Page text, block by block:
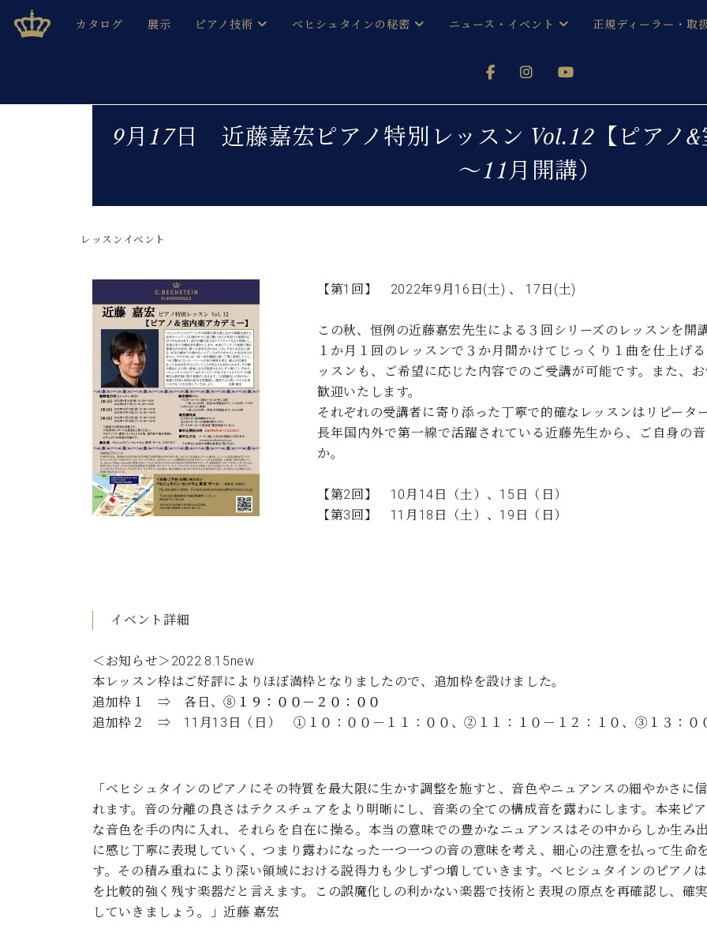
ベヒシュタインジャパン公式サイト
BECHSTEIN JAPAN Official Site
カタログ
C.ベヒシュタイン レジデンス
C.ベヒシュタイン コンサート
グランドピアノ
C.ベヒシュタイン コンサート
アップライトピアノ
C.ベヒシュタイン アカデミー
W.ホフマン プロフェッショナル
W.ホフマン トラディション
展示 ピアノ技術
音色とタッチ
ベヒシュタインの秘密
ブランドヒストリー
ベヒシュタインの音色
ベヒシュタイン・シューレ
納入実績 ホール・スタジオ
納入実績 音楽教室
ご愛用者の声
ニュース・イベント
メルマガ会員登録ご案内
(入荷情報等)
プレスリリース
コンサート
レッスンイベント
代理店主催イベント
コンクール
正規ディーラー・取
ベヒシュタイン・シューレ音楽教室
ベヒシュタイン・セントラム 東京
ホール・スタジオレンタル
ホール・スタジオ空き状況
動画収録サービス
ピアノのコンシェルジュ
セントラム東京のご案内(PDF)
お問い合わせ
展示情報【ユーロピアノ特選
イベント情報
アクセス
お問い合わせ
アーティストカスタマーサービス(調律)
アフターサービス(調律)
9月17日 近藤嘉宏ピアノ特別レッスン Vol.12【ピアノ
～11月開講）
レッスンイベント
【第1回】 2022年9月16日(土) 、 17日(土)
この秋、恒例の近藤嘉宏先生による３回シリーズのレッスンを開
１か月１回のレッスンで３か月間かけてじっくり１曲を仕上げ
ッスンも、ご希望に応じた内容でのご受講が可能です。また、
歓迎いたします。
それぞれの受講者に寄り添った丁寧で的確なレッスンはリピータ
長年国内外で第一線で活躍されている近藤先生から、ご自身の
か。
【第2回】 10月14日（土）、15日（日）
【第3回】 11月18日（土）、19日（日）
イベント詳細
＜お知らせ＞ 2022.8.15new
本レッスン枠はご好評によりほぼ満枠となりましたので、追加枠を設けました。
追加枠１ ⇒ 各日、⑧ １９：００－２０：００
追加枠２ ⇒ 11月13日（日） ①１０：００－１１：００、②１１：１０－１２：１０、③１３：０
「ベヒシュタインのピアノにその特質を最大限に生かす調整を施すと、音色やニュアンスの細やかさに
れます。音の分離の良さはテクスチュアをより明晰にし、音楽の全ての構成音を露わにします。本来ピ
な音色を手の内に入れ、それらを自在に操る。本当の意味での豊かなニュアンスはその中からしか生み
に感じ丁寧に表現していく、つまり露わになった一つ一つの音の意味を考え、細心の注意を払って生命
す。その積み重ねにより深い領域における説得力も少しずつ増していきます。ベヒシュタインのピアノ
を比較的強く残す楽器だと言えます。この誤魔化しの利かない楽器で技術と表現の原点を再確認し、確
していきましょう。」近藤 嘉宏